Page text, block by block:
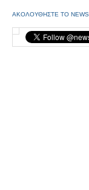
ΑΚΟΛΟΥΘΗΣΤΕ ΤΟ